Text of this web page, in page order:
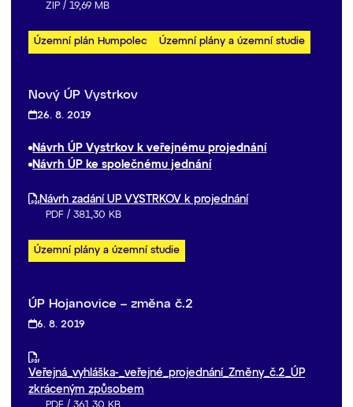
ZIP / 19,69 MB
Územní plán Humpolec Územní plány a územní studie
Nový ÚP Vystrkov
26. 8. 2019
Návrh ÚP Vystrkov k veřejnému projednání
Návrh ÚP ke společnému jednání
Návrh zadání UP VYSTRKOV k projednání
PDF / 381,30 KB
Územní plány a územní studie
ÚP Hojanovice – změna č.2
6. 8. 2019
Veřejná_vyhláška-_veřejné_projednání_Změny_č.2_ÚP
zkráceným způsobem